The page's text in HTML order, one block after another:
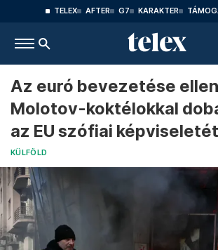
TELEX AFTER G7 KARAKTER
Az euró bevezetése
Molotov-koktélokkal
az EU szófiai képviseletét
KÜLFÖLD